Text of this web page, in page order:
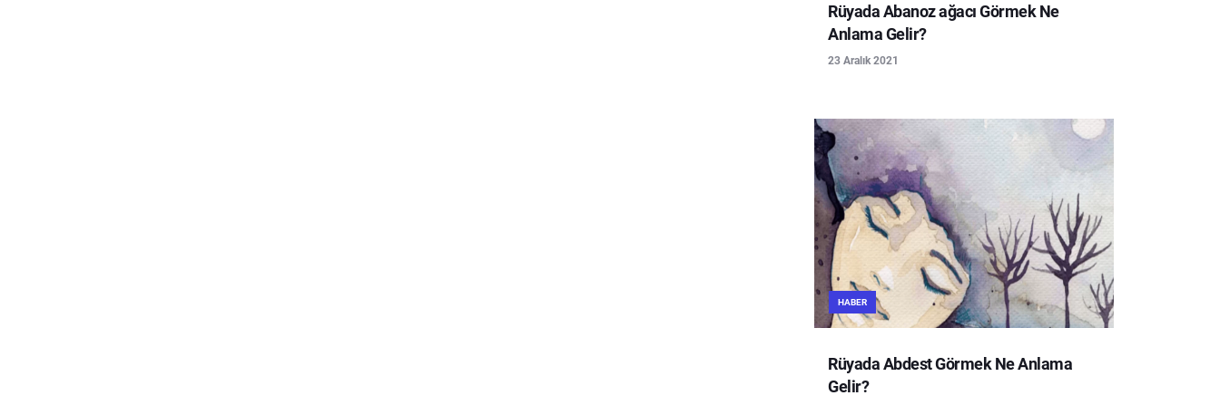
Rüyada Abanoz ağacı Görmek Ne
Anlama Gelir?
23 Aralık 2021
HABER
Rüyada Abdest Görmek Ne Anlama
Gelir?